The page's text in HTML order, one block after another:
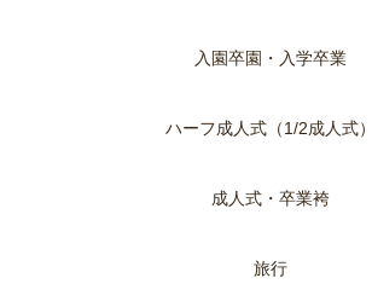
入園卒園・入学卒業
ハーフ成人式（1/2成人式）
成人式・卒業袴
旅行